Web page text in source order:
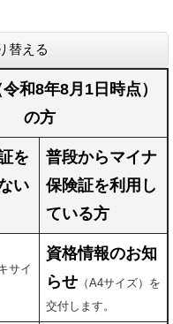
替える
和8年8月1日時点）
の方
を
い
普段からマイナ
保険証を利用し
ている方
サイ
資格情報のお知
らせ（A4サイズ）を
交付します。